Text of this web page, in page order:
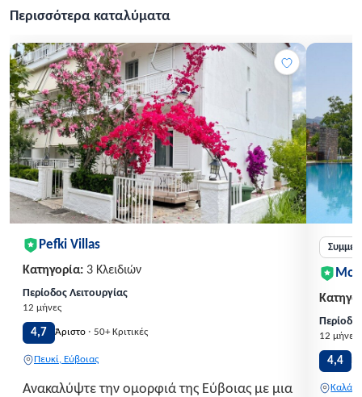
Περισσότερα καταλύματα
Pefki Villas
Κατηγορία: 3 Κλειδιών
Περίοδος Λειτουργίας
12 μήνες
4,7 Άριστο · 50+ Κριτικές
Πευκί, Εύβοιας
Ανακαλύψτε την ομορφιά της Εύβοιας με μια
12 μήνες
4,4